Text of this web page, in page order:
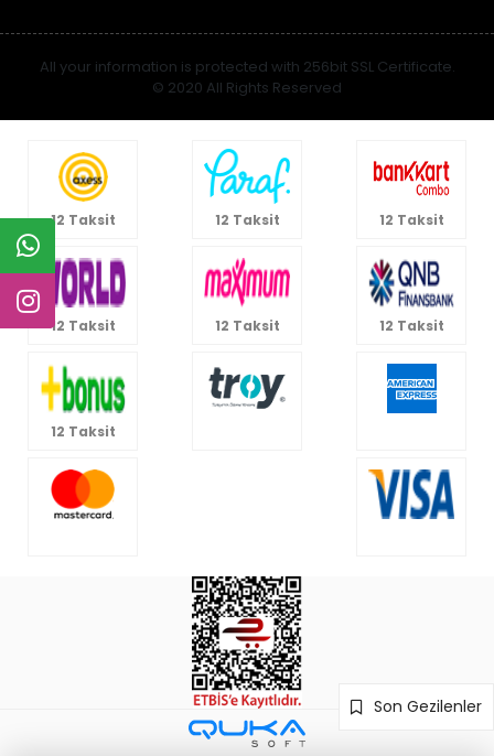
Son Gezilenler
All your information is protected with 256bit SSL Certificate.
© 2020 All Rights Reserved
12 Taksit 12 Taksit 12 Taksit
12 Taksit 12 Taksit 12 Taksit
12 Taksit